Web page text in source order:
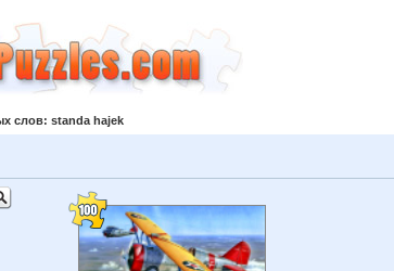
слов: standa hajek